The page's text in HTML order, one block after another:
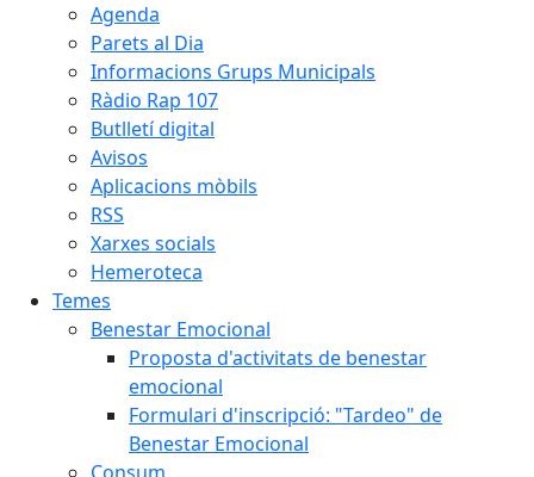
Agenda
Parets al Dia
Informacions Grups Municipals
Ràdio Rap 107
Butlletí digital
Avisos
Aplicacions mòbils
RSS
Xarxes socials
Hemeroteca
Temes
Benestar Emocional
Proposta d'activitats de benestar
emocional
Formulari d'inscripció: "Tardeo" de
Benestar Emocional